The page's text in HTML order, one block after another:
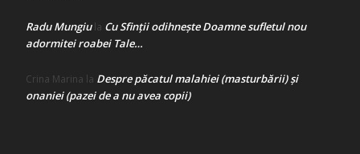
Radu Mungiula Cu Sfinții odihnește Doamne sufletul nou
adormitei roabei Tale…
Crina Marina la Despre păcatul malahiei (masturbării) şi
onaniei (pazei de a nu avea copii)